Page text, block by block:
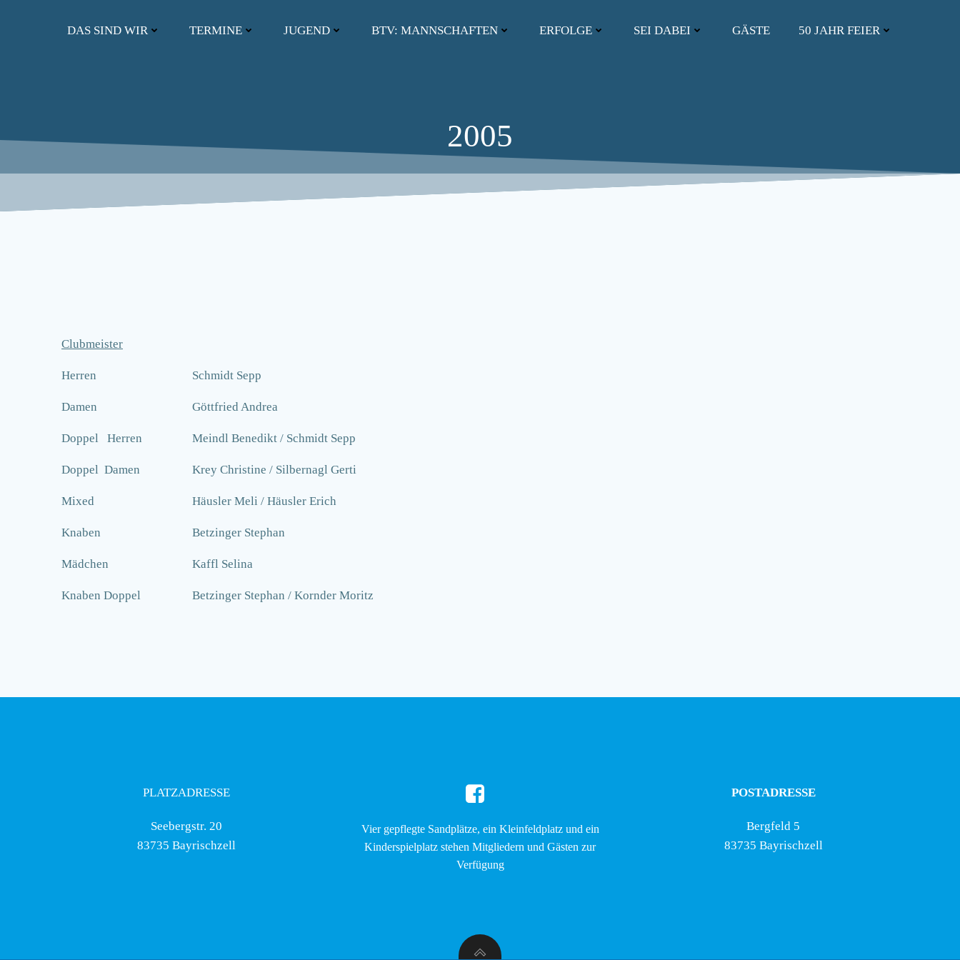
DAS SIND WIR TERMINE JUGEND BTV: MANNSCHAFTEN ERFOLGE SEI DABEI GÄSTE 50 JAHR FEIER
2005
Clubmeister
Herren Schmidt Sepp
Damen Göttfried Andrea
Doppel Herren Meindl Benedikt / Schmidt Sepp
Doppel Damen Krey Christine / Silbernagl Gerti
Mixed Häusler Meli / Häusler Erich
Knaben Betzinger Stephan
Mädchen Kaffl Selina
Knaben Doppel Betzinger Stephan / Kornder Moritz
PLATZADRESSE
Seebergstr. 20
83735 Bayrischzell
Vier gepflegte Sandplätze, ein Kleinfeldplatz und ein
Kinderspielplatz stehen Mitgliedern und Gästen zur
Verfügung
POSTADRESSE
Bergfeld 5
83735 Bayrischzell